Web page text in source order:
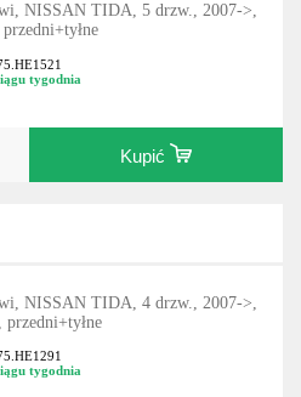
NISSAN TIDA, 5 drzw., 2007->,
tygodnia
Kupić
NISSAN TIDA, 4 drzw., 2007->,
przedni+tyłne
tygodnia